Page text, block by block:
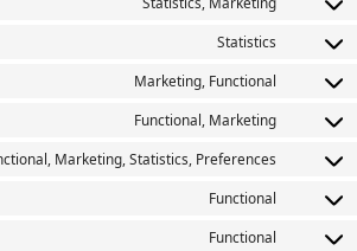
Statistics,
Marketing,
Functional,